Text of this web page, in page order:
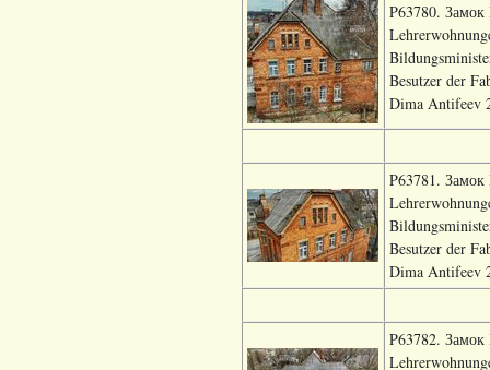
P63780.
Besutzer der
Dima Antifeev
P63781.
Besutzer der
Dima Antifeev
P63782.